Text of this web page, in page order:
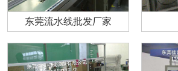
东莞流水线批发厂家